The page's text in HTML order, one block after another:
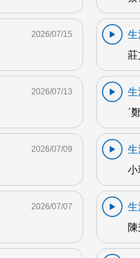
2026/07/15
生
莊
2026/07/13
生
ˊ
2026/07/09
生
小
2026/07/07
生